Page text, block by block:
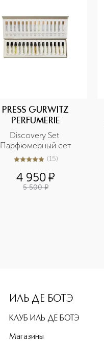
PRESS GURWITZ
PERFUMERIE
Discovery Set
Парфюмерный сет
5из 515 (15)
4 950¤
5 500 ¤
ИЛЬ ДЕ БОТЭ
КЛУБ ИЛЬ ДЕ БОТЭ
Магазины